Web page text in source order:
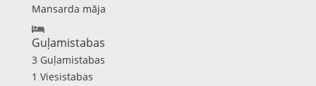
Mansarda māja
Guļamistabas
3 Guļamistabas
1 Viesistabas